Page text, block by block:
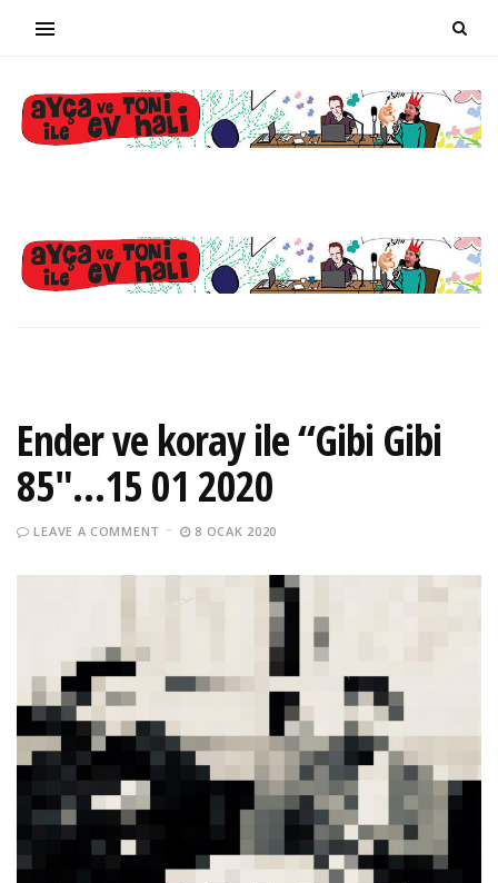
Ender ve koray ile “Gibi Gibi
85″…15 01 2020
LEAVE A COMMENT 8 OCAK 2020